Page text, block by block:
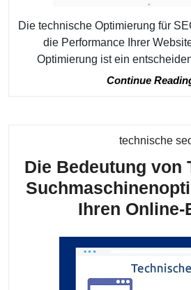
Die technische Optimierung für
die Performance Ihrer
Optimierung ist ein
Continue
technische
Die Bedeutung von
Ihren Online-